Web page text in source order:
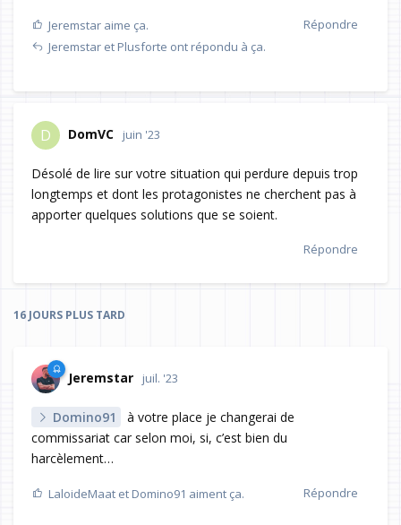
Répondre
Jeremstar aime ça.
Jeremstar et Plusforte ont répondu à ça.
D DomVC juin '23
Désolé de lire sur votre situation qui perdure depuis trop
longtemps et dont les protagonistes ne cherchent pas à
apporter quelques solutions que se soient.
Répondre
16 JOURS PLUS TARD
Jeremstar juil. '23
Domino91
à votre place je changerai de
commissariat car selon moi, si, c’est bien du
harcèlement…
Répondre
LaloideMaat et Domino91 aiment ça.